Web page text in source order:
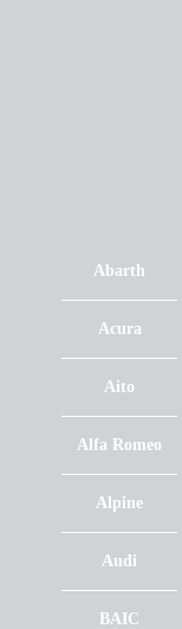
Abarth
Acura
Aito
Alfa Romeo
Alpine
Audi
BAIC